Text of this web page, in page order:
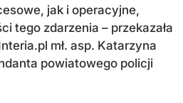
jak i operacyjne,
tego zdarzenia – przekazała
mł. asp. Katarzyna
powiatowego policji